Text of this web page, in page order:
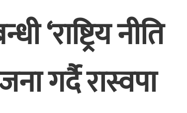
‘राष्ट्रिय नीति
गर्दै रास्वपा